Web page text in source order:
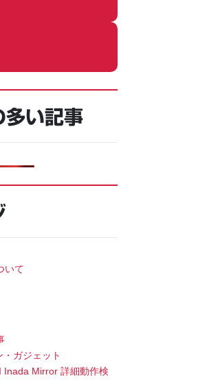
多い記事
いて
・ガジェット
Inada Mirror 詳細動作検